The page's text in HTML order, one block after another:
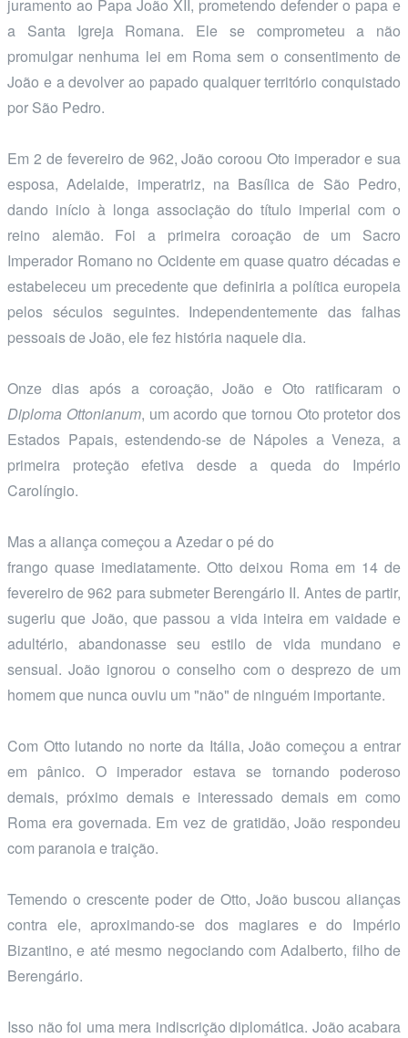
juramento ao Papa João XII, prometendo defender o papa e
a Santa Igreja Romana. Ele se comprometeu a não
promulgar nenhuma lei em Roma sem o consentimento de
João e a devolver ao papado qualquer território conquistado
por São Pedro.
Em 2 de fevereiro de 962, João coroou Oto imperador e sua
esposa, Adelaide, imperatriz, na Basílica de São Pedro,
dando início à longa associação do título imperial com o
reino alemão. Foi a primeira coroação de um Sacro
Imperador Romano no Ocidente em quase quatro décadas e
estabeleceu um precedente que definiria a política europeia
pelos séculos seguintes. Independentemente das falhas
pessoais de João, ele fez história naquele dia.
Onze dias após a coroação, João e Oto ratificaram o
Diploma Ottonianum, um acordo que tornou Oto protetor dos
Estados Papais, estendendo-se de Nápoles a Veneza, a
primeira proteção efetiva desde a queda do Império
Carolíngio.
Mas a aliança começou a Azedar o pé do
frango quase imediatamente. Otto deixou Roma em 14 de
fevereiro de 962 para submeter Berengário II. Antes de partir,
sugeriu que João, que passou a vida inteira em vaidade e
adultério, abandonasse seu estilo de vida mundano e
sensual. João ignorou o conselho com o desprezo de um
homem que nunca ouviu um "não" de ninguém importante.
Com Otto lutando no norte da Itália, João começou a entrar
em pânico. O imperador estava se tornando poderoso
demais, próximo demais e interessado demais em como
Roma era governada. Em vez de gratidão, João respondeu
com paranoia e traição.
Temendo o crescente poder de Otto, João buscou alianças
contra ele, aproximando-se dos magiares e do Império
Bizantino, e até mesmo negociando com Adalberto, filho de
Berengário.
Isso não foi uma mera indiscrição diplomática. João acabara